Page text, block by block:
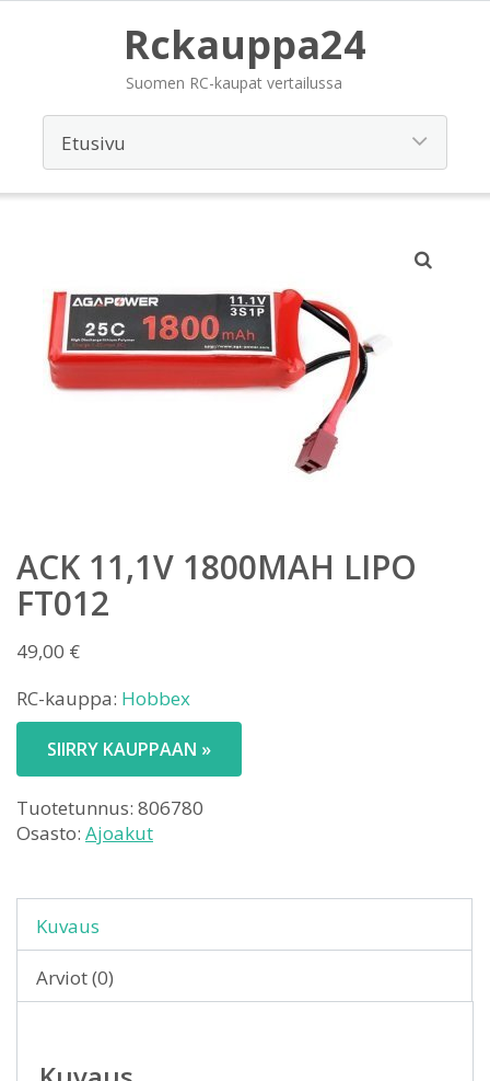
Rckauppa24
Suomen RC-kaupat vertailussa
ACK 11,1V 1800MAH LIPO
FT012
49,00 €
RC-kauppa: Hobbex
SIIRRY KAUPPAAN »
Tuotetunnus: 806780
Osasto: Ajoakut
Kuvaus
Arviot (0)